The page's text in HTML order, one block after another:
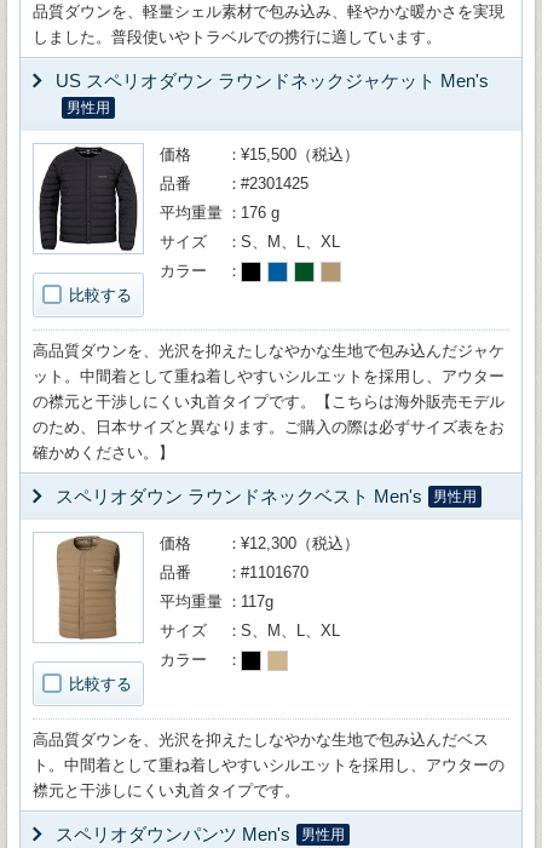
品質ダウンを、軽量シェル素材で包み込み、軽やかな暖かさを実現
しました。普段使いやトラベルでの携行に適しています。
US スペリオダウン ラウンドネックジャケット Men's
男性用
比較する
価格
¥15,500（税込）
品番
#2301425
平均重量
176 g
サイズ
S、M、L、XL
カラー
高品質ダウンを、光沢を抑えたしなやかな生地で包み込んだジャケ
ット。中間着として重ね着しやすいシルエットを採用し、アウター
の襟元と干渉しにくい丸首タイプです。【こちらは海外販売モデル
のため、日本サイズと異なります。ご購入の際は必ずサイズ表をお
確かめください。】
スペリオダウン ラウンドネックベスト Men's 男性用
比較する
価格
¥12,300（税込）
品番
#1101670
平均重量
117g
サイズ
S、M、L、XL
カラー
高品質ダウンを、光沢を抑えたしなやかな生地で包み込んだベス
ト。中間着として重ね着しやすいシルエットを採用し、アウターの
襟元と干渉しにくい丸首タイプです。
スペリオダウンパンツ Men's 男性用